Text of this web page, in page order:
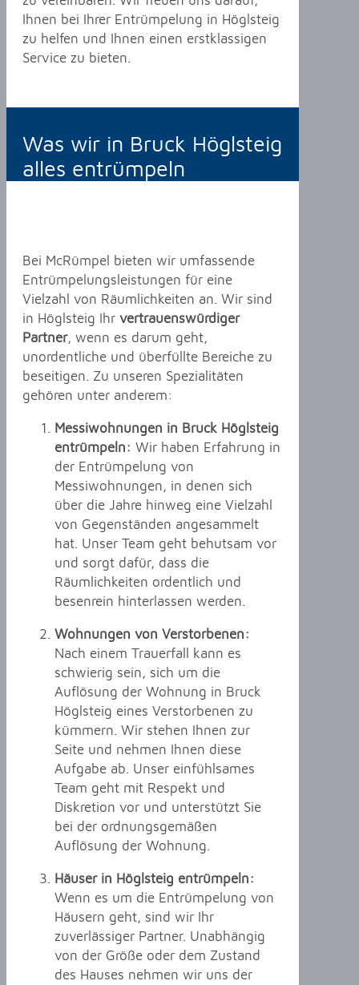
Ihnen bei Ihrer Entrümpelung in Höglsteig
zu helfen und Ihnen einen erstklassigen
Service zu bieten.
Was wir in Bruck Höglsteig
alles entrümpeln
Bei McRümpel bieten wir umfassende
Entrümpelungsleistungen für eine
Vielzahl von Räumlichkeiten an. Wir sind
in Höglsteig Ihr vertrauenswürdiger
Partner, wenn es darum geht,
unordentliche und überfüllte Bereiche zu
beseitigen. Zu unseren Spezialitäten
gehören unter anderem:
Messiwohnungen in Bruck Höglsteig
entrümpeln: Wir haben Erfahrung in
der Entrümpelung von
Messiwohnungen, in denen sich
über die Jahre hinweg eine Vielzahl
von Gegenständen angesammelt
hat. Unser Team geht behutsam vor
und sorgt dafür, dass die
Räumlichkeiten ordentlich und
besenrein hinterlassen werden.
Wohnungen von Verstorbenen:
Nach einem Trauerfall kann es
schwierig sein, sich um die
Auflösung der Wohnung in Bruck
Höglsteig eines Verstorbenen zu
kümmern. Wir stehen Ihnen zur
Seite und nehmen Ihnen diese
Aufgabe ab. Unser einfühlsames
Team geht mit Respekt und
Diskretion vor und unterstützt Sie
bei der ordnungsgemäßen
Auflösung der Wohnung.
Häuser in Höglsteig entrümpeln:
Wenn es um die Entrümpelung von
Häusern geht, sind wir Ihr
zuverlässiger Partner. Unabhängig
von der Größe oder dem Zustand
des Hauses nehmen wir uns der